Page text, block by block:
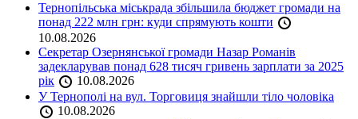
Тернопільська міськрада збільшила бюджет громади на
понад 222 млн грн: куди спрямують кошти
10.08.2026
Секретар Озернянської громади Назар Романів
задекларував понад 628 тисяч гривень зарплати за 2025
рік
10.08.2026
У Тернополі на вул. Торговиця знайшли тіло чоловіка
10.08.2026